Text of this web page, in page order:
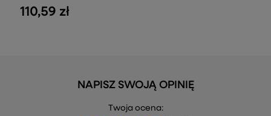
110,59 zł
NAPISZ SWOJĄ OPINIĘ
Twoja ocena: